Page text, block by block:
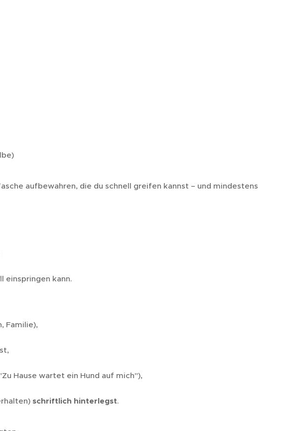
aufbewahren, die du schnell greifen kannst – und mindestens
einspringen kann.
Familie),
Hause wartet ein Hund auf mich"),
schriftlich hinterlegst.